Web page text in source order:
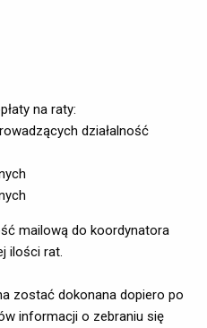
na raty:
działalność
mailową do koordynatora
ilości rat.
zostać dokonana dopiero po
informacji o zebraniu się